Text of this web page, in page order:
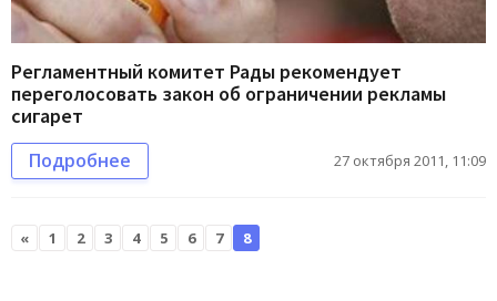
Регламентный комитет Рады рекомендует
переголосовать закон об ограничении рекламы
сигарет
Подробнее 27 октября 2011, 11:09
« 1 2 3 4 5 6 7 8